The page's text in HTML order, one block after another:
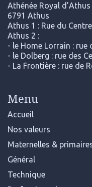
Athénée Royal
6791 Athus
Athus 1 : Rue du
Athus 2 :
- le Home Lorrain : rue
- le Dolberg : rue des
- La Frontière : rue de
Menu
Accueil
Nos valeurs
Maternelles &
Général
Technique